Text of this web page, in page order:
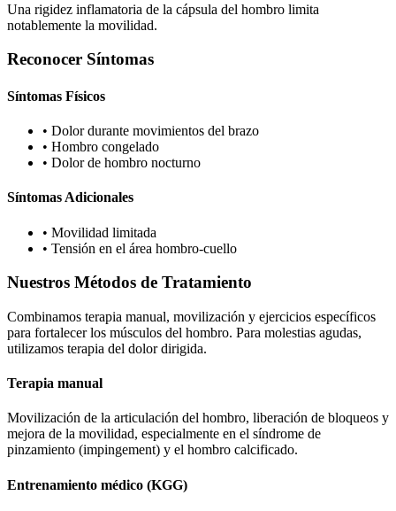
Una rigidez inflamatoria de la cápsula del hombro limita
notablemente la movilidad.
Reconocer Síntomas
Síntomas Físicos
• Dolor durante movimientos del brazo
• Hombro congelado
• Dolor de hombro nocturno
Síntomas Adicionales
• Movilidad limitada
• Tensión en el área hombro-cuello
Nuestros Métodos de Tratamiento
Combinamos terapia manual, movilización y ejercicios específicos
para fortalecer los músculos del hombro. Para molestias agudas,
utilizamos terapia del dolor dirigida.
Terapia manual
Movilización de la articulación del hombro, liberación de bloqueos y
mejora de la movilidad, especialmente en el síndrome de
pinzamiento (impingement) y el hombro calcificado.
Entrenamiento médico (KGG)